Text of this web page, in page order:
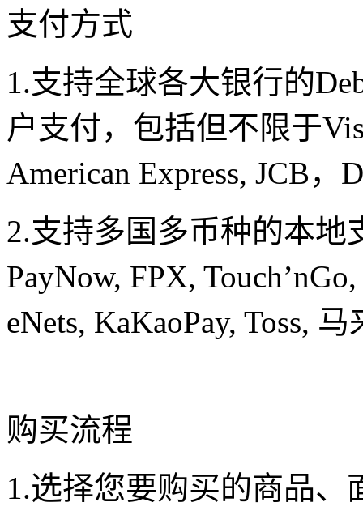
支付方式
1.支持全球各大银行的
户支付，包括但不限于
American Express, JCB，
2.支持多国多币种的本地
PayNow, FPX,
eNets, KaKaoPay, Toss,
购买流程
1.选择您要购买的商品